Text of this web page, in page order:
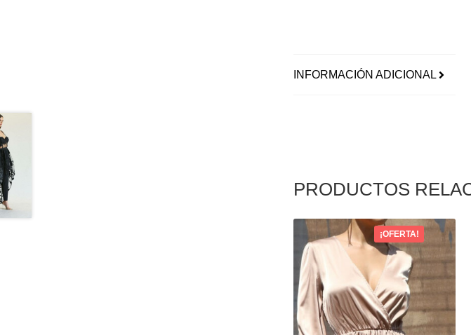
INFORMACIÓN ADICIONAL
PRODUCTOS
¡OFERTA!